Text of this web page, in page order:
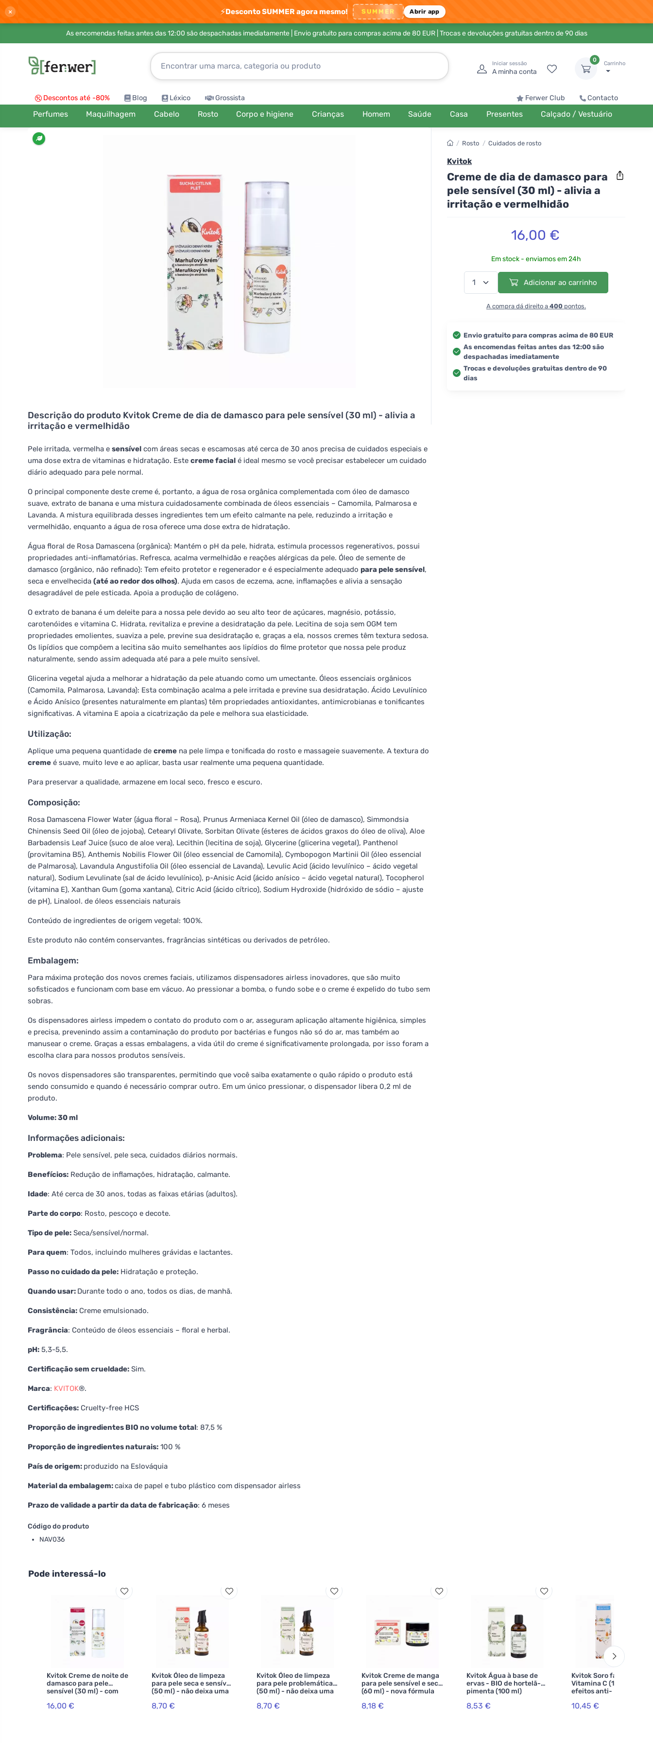
× ⚡Desconto SUMMER agora mesmo! SUMMER Abrir app
As encomendas feitas antes das 12:00 são despachadas imediatamente | Envio gratuito para compras acima de 80 EUR| Trocas e devoluções gratuitas dentro de 90 dias
Iniciar sessão
A minha conta
0
Carrinho
Descontos até -80% Blog Léxico Grossista Ferwer Club Contacto
Perfumes Maquilhagem Cabelo Rosto Corpo e higiene Crianças Homem Saúde Casa Presentes Calçado / Vestuário
Descrição do produto Kvitok Creme de dia de damasco para pele sensível (30 ml) - alivia a
irritação e vermelhidão
Pele irritada, vermelha e sensível com áreas secas e escamosas até cerca de 30 anos precisa de cuidados especiais e
uma dose extra de vitaminas e hidratação. Este creme facial é ideal mesmo se você precisar estabelecer um cuidado
diário adequado para pele normal.
O principal componente deste creme é, portanto, a água de rosa orgânica complementada com óleo de damasco
suave, extrato de banana e uma mistura cuidadosamente combinada de óleos essenciais – Camomila, Palmarosa e
Lavanda. A mistura equilibrada desses ingredientes tem um efeito calmante na pele, reduzindo a irritação e
vermelhidão, enquanto a água de rosa oferece uma dose extra de hidratação.
Água floral de Rosa Damascena (orgânica): Mantém o pH da pele, hidrata, estimula processos regenerativos, possui
propriedades anti-inflamatórias. Refresca, acalma vermelhidão e reações alérgicas da pele. Óleo de semente de
damasco (orgânico, não refinado): Tem efeito protetor e regenerador e é especialmente adequado para pele sensível,
seca e envelhecida (até ao redor dos olhos). Ajuda em casos de eczema, acne, inflamações e alivia a sensação
desagradável de pele esticada. Apoia a produção de colágeno.
O extrato de banana é um deleite para a nossa pele devido ao seu alto teor de açúcares, magnésio, potássio,
carotenóides e vitamina C. Hidrata, revitaliza e previne a desidratação da pele. Lecitina de soja sem OGM tem
propriedades emolientes, suaviza a pele, previne sua desidratação e, graças a ela, nossos cremes têm textura sedosa.
Os lipídios que compõem a lecitina são muito semelhantes aos lipídios do filme protetor que nossa pele produz
naturalmente, sendo assim adequada até para a pele muito sensível.
Glicerina vegetal ajuda a melhorar a hidratação da pele atuando como um umectante. Óleos essenciais orgânicos
(Camomila, Palmarosa, Lavanda): Esta combinação acalma a pele irritada e previne sua desidratação. Ácido Levulínico
e Ácido Anísico (presentes naturalmente em plantas) têm propriedades antioxidantes, antimicrobianas e tonificantes
significativas. A vitamina E apoia a cicatrização da pele e melhora sua elasticidade.
Utilização:
Aplique uma pequena quantidade de creme na pele limpa e tonificada do rosto e massageie suavemente. A textura do
creme é suave, muito leve e ao aplicar, basta usar realmente uma pequena quantidade.
Para preservar a qualidade, armazene em local seco, fresco e escuro.
Composição:
Rosa Damascena Flower Water (água floral – Rosa), Prunus Armeniaca Kernel Oil (óleo de damasco), Simmondsia
Chinensis Seed Oil (óleo de jojoba), Cetearyl Olivate, Sorbitan Olivate (ésteres de ácidos graxos do óleo de oliva), Aloe
Barbadensis Leaf Juice (suco de aloe vera), Lecithin (lecitina de soja), Glycerine (glicerina vegetal), Panthenol
(provitamina B5), Anthemis Nobilis Flower Oil (óleo essencial de Camomila), Cymbopogon Martinii Oil (óleo essencial
de Palmarosa), Lavandula Angustifolia Oil (óleo essencial de Lavanda), Levulic Acid (ácido levulínico – ácido vegetal
natural), Sodium Levulinate (sal de ácido levulínico), p-Anisic Acid (ácido anísico – ácido vegetal natural), Tocopherol
(vitamina E), Xanthan Gum (goma xantana), Citric Acid (ácido cítrico), Sodium Hydroxide (hidróxido de sódio – ajuste
de pH), Linalool. de óleos essenciais naturais
Conteúdo de ingredientes de origem vegetal: 100%.
Este produto não contém conservantes, fragrâncias sintéticas ou derivados de petróleo.
Embalagem:
Para máxima proteção dos novos cremes faciais, utilizamos dispensadores airless inovadores, que são muito
sofisticados e funcionam com base em vácuo. Ao pressionar a bomba, o fundo sobe e o creme é expelido do tubo sem
sobras.
Os dispensadores airless impedem o contato do produto com o ar, asseguram aplicação altamente higiênica, simples
e precisa, prevenindo assim a contaminação do produto por bactérias e fungos não só do ar, mas também ao
manusear o creme. Graças a essas embalagens, a vida útil do creme é significativamente prolongada, por isso foram a
escolha clara para nossos produtos sensíveis.
Os novos dispensadores são transparentes, permitindo que você saiba exatamente o quão rápido o produto está
sendo consumido e quando é necessário comprar outro. Em um único pressionar, o dispensador libera 0,2 ml de
produto.
Volume: 30 ml
Informações adicionais:
Problema: Pele sensível, pele seca, cuidados diários normais.
Benefícios: Redução de inflamações, hidratação, calmante.
Idade: Até cerca de 30 anos, todas as faixas etárias (adultos).
Parte do corpo: Rosto, pescoço e decote.
Tipo de pele: Seca/sensível/normal.
Para quem: Todos, incluindo mulheres grávidas e lactantes.
Passo no cuidado da pele: Hidratação e proteção.
Quando usar: Durante todo o ano, todos os dias, de manhã.
Consistência: Creme emulsionado.
Fragrância: Conteúdo de óleos essenciais – floral e herbal.
pH: 5,3-5,5.
Certificação sem crueldade: Sim.
Marca: KVITOK®.
Certificações: Cruelty-free HCS
Proporção de ingredientes BIO no volume total: 87,5 %
Proporção de ingredientes naturais: 100 %
País de origem: produzido na Eslováquia
Material da embalagem:caixa de papel e tubo plástico com dispensador airless
Prazo de validade a partir da data de fabricação: 6 meses
Código do produto
NAV036
/ Rosto / Cuidados de rosto
Kvitok
Creme de dia de damasco para
pele sensível (30 ml) - alivia a
irritação e vermelhidão
16,00 €
Em stock - enviamos em 24h
Adicionar ao carrinho
A compra dá direito a 400 pontos.
Envio gratuito para compras acima de 80 EUR
As encomendas feitas antes das 12:00 são
despachadas imediatamente
Trocas e devoluções gratuitas dentro de 90
dias
Pode interessá-lo
Kvitok Creme de noite de
damasco para pele
sensível (30 ml) - com
provitamina b5
16,00 €
Kvitok Óleo de limpeza
para pele seca e sensível
(50 ml) - não deixa uma
película gordurosa
8,70 €
Kvitok Óleo de limpeza
para pele problemática
(50 ml) - não deixa uma
película gordurosa
8,70 €
Kvitok Creme de manga
para pele sensível e seca
(60 ml) - nova fórmula
8,18 €
Kvitok Água à base de
ervas - BIO de hortelã-
pimenta (100 ml)
8,53 €
Kvitok Soro facial -
Vitamina C (10 ml) -
efeitos anti-
envelhecimento
10,45 €